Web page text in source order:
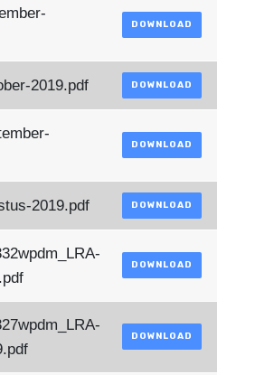
DOWNLOAD
2019.pdf DOWNLOAD
DOWNLOAD
2019.pdf DOWNLOAD
DOWNLOAD
DOWNLOAD